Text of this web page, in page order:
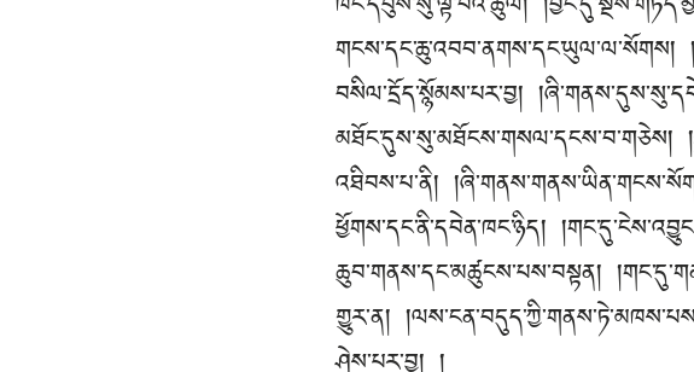
བསིལ་དྲོད་སྙོམས་པར་བྱ།
མཐོང་དུས་སུ་མཐོངས་གསལ་དངས་བ་གཅེས།
འཐིབས་པ་ནི།
ཕྱོགས་དང་ནི་དབེན་ཁང་ཉིད།
ཆུབ་གནས་དང་མཚུངས་པས་བསྟན།
གྱུར་ན།